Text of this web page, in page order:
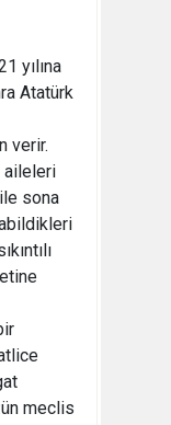
yılına
Atatürk
verir.
aileleri
sona
meclis